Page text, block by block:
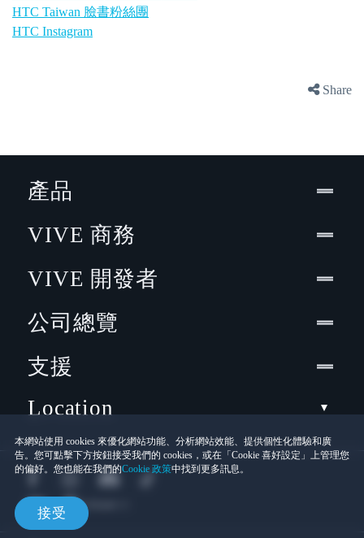
HTC Taiwan 臉書粉絲團
HTC Instagram
Share
本網站使用 cookies 來優化網站功能、分析網站效能、提供個性化體驗和廣
告。您可點擊下方按鈕接受我們的 cookies，或在「Cookie 喜好設定」上管理您
的偏好。您也能在我們的Cookie 政策中找到更多訊息。
接受
產品
VIVE 商務
VIVE 開發者
公司總覽
支援
Location